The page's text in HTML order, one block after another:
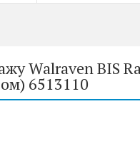
Walraven BIS
6513110